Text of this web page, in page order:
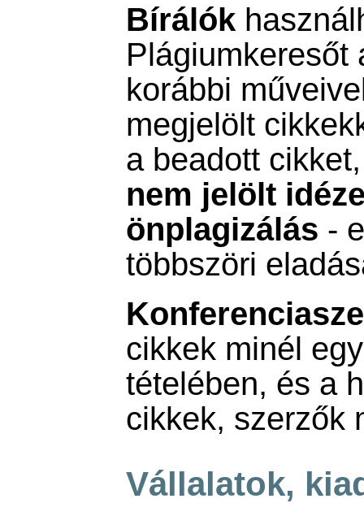
Bírálók
Plágiumkeresőt
korábbi
megjelölt
a beadott
nem jelölt
önplagizálás -
többszöri
cikkek minél
tételében, és a
cikkek, szerzők
Vállalatok,